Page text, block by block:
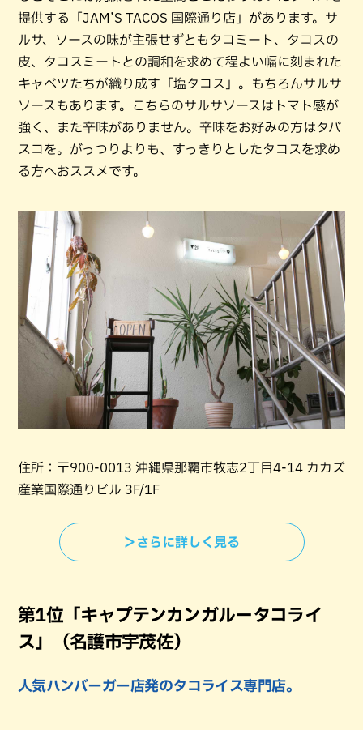
提供する「JAM’S TACOS 国際通り店」があります。サ
ルサ、ソースの味が主張せずともタコミート、タコスの
皮、タコスミートとの調和を求めて程よい幅に刻まれた
キャベツたちが織り成す「塩タコス」。もちろんサルサ
ソースもあります。こちらのサルサソースはトマト感が
強く、また辛味がありません。辛味をお好みの方はタバ
スコを。がっつりよりも、すっきりとしたタコスを求め
る方へおススメです。
住所：〒900-0013 沖縄県那覇市牧志2丁目4-14 カカズ
産業国際通りビル 3F/1F
＞さらに詳しく見る
第1位「キャプテンカンガルータコライ
ス」（名護市宇茂佐）
人気ハンバーガー店発のタコライス専門店。